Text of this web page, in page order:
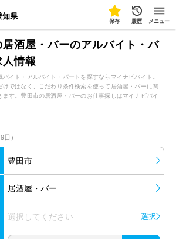
知県
保存 履歴 メニュー
酒屋・バーのアルバイト・バ
情報
イト・アルバイト・パートを探すならマイナビバイト。
ではなく、こだわり条件検索を使って居酒屋・バーに関
す。豊田市の居酒屋・バーのお仕事探しはマイナビバイ
日）
豊田市
居酒屋・バー
選択してください 選択